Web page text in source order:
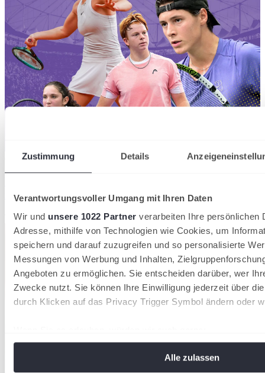
Zustimmung Details
Verantwortungsvoller Umgang mit Ihren Daten
Wir und unsere 1022 Partner verarbeiten Ihre persönlichen
Adresse, mithilfe von Technologien wie Cookies, um
speichern und darauf zuzugreifen und so personalisierte
Messungen von Werbung und Inhalten,
Angeboten zu ermöglichen. Sie entscheiden darüber, wer
Zwecke nutzt. Sie können Ihre Einwilligung jederzeit über
durch Klicken auf das Privacy Trigger Symbol ändern oder
Alle zulassen
07/08/2026
zahlreiche deutsche Nachwuchshoffnungen
Tennisverband Schleswig-Holstein